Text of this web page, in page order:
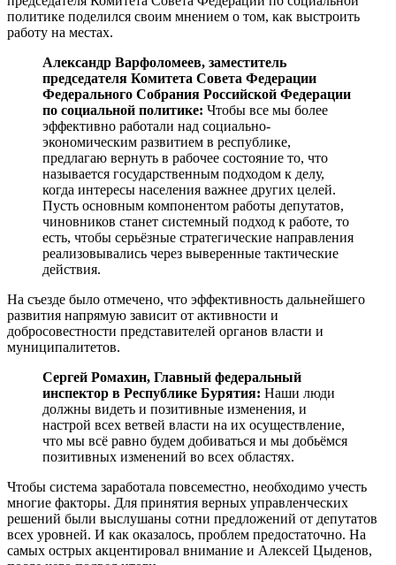
политике поделился своим мнением о том, как выстроить
работу на местах.
Александр Варфоломеев, заместитель
председателя Комитета Совета Федерации
Федерального Собрания Российской Федерации
по социальной политике: Чтобы все мы более
эффективно работали над социально-
экономическим развитием в республике,
предлагаю вернуть в рабочее состояние то, что
называется государственным подходом к делу,
когда интересы населения важнее других целей.
Пусть основным компонентом работы депутатов,
чиновников станет системный подход к работе, то
есть, чтобы серьёзные стратегические направления
реализовывались через выверенные тактические
действия.
На съезде было отмечено, что эффективность дальнейшего
развития напрямую зависит от активности и
добросовестности представителей органов власти и
муниципалитетов.
Сергей Ромахин, Главный федеральный
инспектор в Республике Бурятия: Наши люди
должны видеть и позитивные изменения, и
настрой всех ветвей власти на их осуществление,
что мы всё равно будем добиваться и мы добьёмся
позитивных изменений во всех областях.
Чтобы система заработала повсеместно, необходимо учесть
многие факторы. Для принятия верных управленческих
решений были выслушаны сотни предложений от депутатов
всех уровней. И как оказалось, проблем предостаточно. На
самых острых акцентировал внимание и Алексей Цыденов,